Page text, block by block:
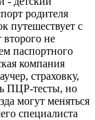
родителя
путешествует с
второго не
паспортного
компания
страховку,
ПЦР-тесты, но
могут меняться
специалиста